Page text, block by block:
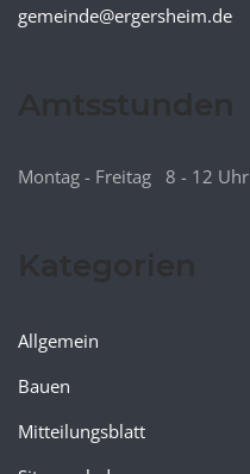
gemeinde@ergersheim.de
Montag - Freitag 8 - 12 Uhr
Allgemein
Bauen
Mitteilungsblatt